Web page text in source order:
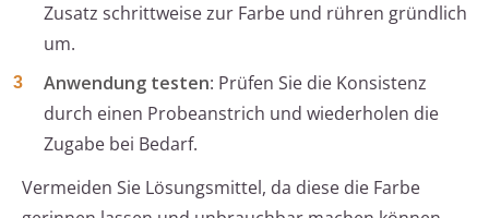
Zusatz schrittweise zur Farbe und rühren gründlich
um.
Anwendung testen: Prüfen Sie die Konsistenz
durch einen Probeanstrich und wiederholen die
Zugabe bei Bedarf.
Vermeiden Sie Lösungsmittel, da diese die Farbe